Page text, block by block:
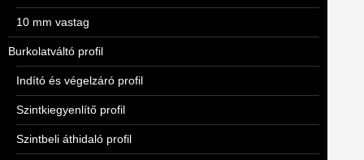
10 mm vastag
Burkolatváltó profil
Indító és végelzáró profil
Szintkiegyenlítő profil
Szintbeli áthidaló profil